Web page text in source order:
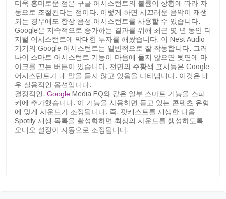
더욱 흥미로운 점은 구글 어시스턴트의 볼륨이 상황에 따라 자
동으로 조절된다는 점이다. 이렇게 하면 시끄러운 음악이 재생
되는 경우에도 항상 음성 어시스턴트를 사용할 수 있습니다.
Google은 지속적으로 증가하는 결과를 위해 최근 몇 년 동안 디
지털 어시스턴트에 막대한 투자를 해왔습니다. 이 Nest Audio
기기의 Google 어시스턴트는 일반적으로 잘 작동합니다. 그러
나이 스마트 어시스턴트 기능이 마음에 들지 않으면 뒷면에 마
이크를 끄는 버튼이 있습니다. 전면의 주황색 표시등은 Google
어시스턴트가 내 말을 듣지 않고 있음을 나타냅니다. 이것은 매
우 실용적인 옵션입니다.
결정적인, Google Media EQ와 같은 일부 스마트 기능을 스피
커에 추가했습니다. 이 기능을 사용하면 듣고 있는 콘텐츠 유형
에 맞게 사운드가 조정됩니다. 즉, 팟캐스트를 재생한 다음
Spotify 재생 목록을 활성화하면 최상의 사운드를 생성하도록
오디오 설정이 자동으로 조정됩니다.